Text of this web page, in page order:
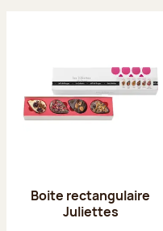
Boite rectangulaire
Juliettes